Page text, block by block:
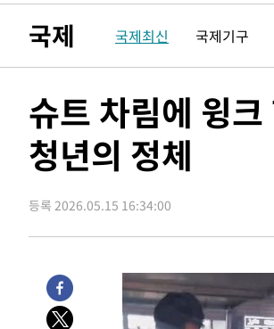
23분 전 >
[속보]합참 "북, 동해상으로 미상 발
33분 전 >'낮 최고 39도' 불볕더위…한밤 열대
39분 전 >"韓 외환시장 개입 관측 배경엔 美의
42분 전 >'월드컵 탈락 후폭풍' 축구협회…초유
45분 전 >서울 낮 37.9도, 올여름 최고치 경신
1시간 전 >[속보]코스닥, 800p 회복…0.26%
1시간 전 >[속보]코스피, 301.88포인트
2시간 전 >
"여기 떨어졌다"…다누리, 스페이
3시간 전 >
손흥민, 5경기 연속골 실패…LAFC
국제 국제최신 국제기구
슈트 차림에 윙
청년의 정체
등록 2026.05.15 16:34:00